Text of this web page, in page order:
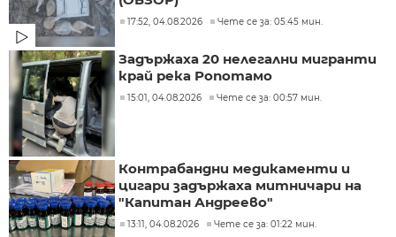
17:52, 04.08.2026 Чете се за: 05:45 мин.
Задържаха 20 нелегални мигранти
край река Ропотамо
15:01, 04.08.2026 Чете се за: 00:57 мин.
Контрабандни медикаменти и
цигари задържаха митничари на
"Капитан Андреево"
13:11, 04.08.2026 Чете се за: 01:22 мин.